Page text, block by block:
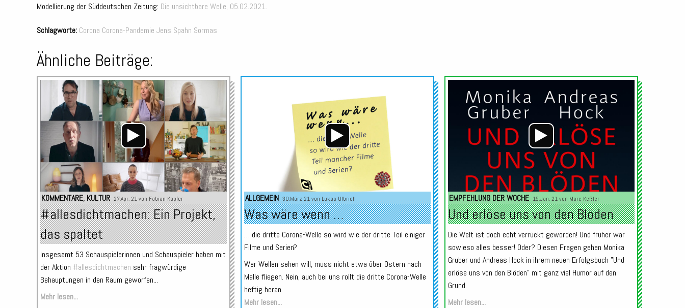
Modellierung der Süddeutschen Zeitung: Die unsichtbare Welle, 05.02.2021.
Schlagworte: Corona Corona-Pandemie Jens Spahn Sormas
Ähnliche Beiträge:
Audio-
Player
KOMMENTARE, KULTUR 27.Apr. 21 von Fabian Kapfer
#allesdichtmachen: Ein Projekt,
das spaltet
Insgesamt 53 Schauspielerinnen und Schauspieler haben mit
der Aktion #allesdichtmachen sehr fragwürdige
Behauptungen in den Raum geworfen...
Mehr lesen...
Audio-
Player
ALLGEMEIN 30.März 21 von Lukas Ulbrich
Was wäre wenn …
… die dritte Corona-Welle so wird wie der dritte Teil einiger
Filme und Serien?
Wer Wellen sehen will, muss nicht etwa über Ostern nach
Malle fliegen. Nein, auch bei uns rollt die dritte Corona-Welle
heftig heran.
Mehr lesen...
Audio-
Player
EMPFEHLUNG DER WOCHE 15.Jan. 21 von Marc Keßler
Und erlöse uns von den Blöden
Die Welt ist doch echt verrückt geworden! Und früher war
sowieso alles besser! Oder? Diesen Fragen gehen Monika
Gruber und Andreas Hock in ihrem neuen Erfolgsbuch "Und
erlöse uns von den Blöden" mit ganz viel Humor auf den
Grund.
Mehr lesen...